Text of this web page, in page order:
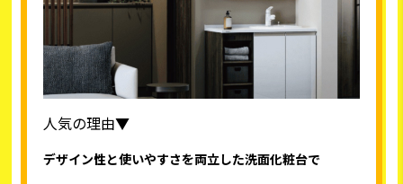
人気の理由▼
デザイン性と使いやすさを両立した洗面化粧台で